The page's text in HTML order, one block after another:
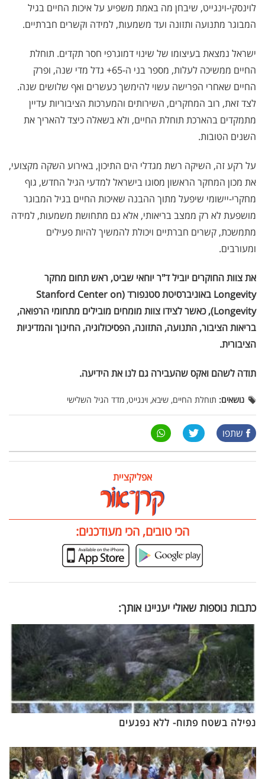
לוינסקי-וינגייט, שיבחן מה באמת משפיע על איכות החיים בגיל
המבוגר מתנועה ותזונה ועד משמעות, למידה וקשרים חברתיים.
ישראל נמצאת בעיצומו של שינוי דמוגרפי חסר תקדים. תוחלת
החיים ממשיכה לעלות, מספר בני ה-65+ גדל מדי שנה, ופרק
החיים שאחרי הפרישה עשוי להימשך כעשרים ואף שלושים שנה.
לצד זאת, רוב המחקרים, השירותים והמערכות הציבוריות עדיין
מתמקדים בהארכת תוחלת החיים, ולא בשאלה כיצד להאריך את
השנים הטובות.
על רקע זה, השיקה רשת מגדלי הים התיכון, באירוע השקה מקצועי,
את מכון המחקר הראשון מסוגו בישראל למדעי הגיל החדש, גוף
מחקרי-יישומי שיפעל מתוך ההבנה שאיכות החיים בגיל המבוגר
מושפעת לא רק ממצב בריאותי, אלא גם מתחושת משמעות, למידה
מתמשכת, קשרים חברתיים ויכולת להמשיך להיות פעילים
ומעורבים.
את צוות החוקרים יוביל ד"ר יוחאי שביט, ראש תחום מחקר
Longevity באוניברסיטת סטנפורד (Stanford Center on
Longevity), כאשר לצידו צוות מומחים מובילים מתחומי הרפואה,
בריאות הציבור, התנועה, התזונה, הפסיכולוגיה, החינוך והמדיניות
הציבורית.
תודה לשהם ואקס שהעבירה גם לנו את הידיעה.
נושאים: תוחלת החיים, שיבא, וינגייט, מדד הגיל השלישי
שתפו
אפליקציית
הכי טובים, הכי מעודכנים:
כתבות נוספות שאולי יעניינו אותך:
נפילה בשטח פתוח- ללא נפגעים